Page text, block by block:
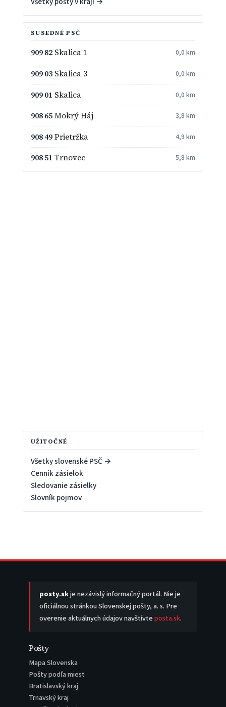
SUSEDNÉ PSČ
909 82Skalica 1 0,0 km
909 03Skalica 3 0,0 km
909 01 Skalica 0,0 km
908 65Mokrý Háj 3,8 km
908 49Prietržka 4,9 km
908 51 Trnovec 5,8 km
UŽITOČNÉ
Všetky slovenské PSČ →
Cenník zásielok
Sledovanie zásielky
Slovník pojmov
posty.skje nezávislý informačný portál. Nie je
oficiálnou stránkou Slovenskej pošty, a. s. Pre
overenie aktuálnych údajov navštívteposta.sk.
Pošty
Mapa Slovenska
Pošty podľa miest
Bratislavský kraj
Trnavský kraj